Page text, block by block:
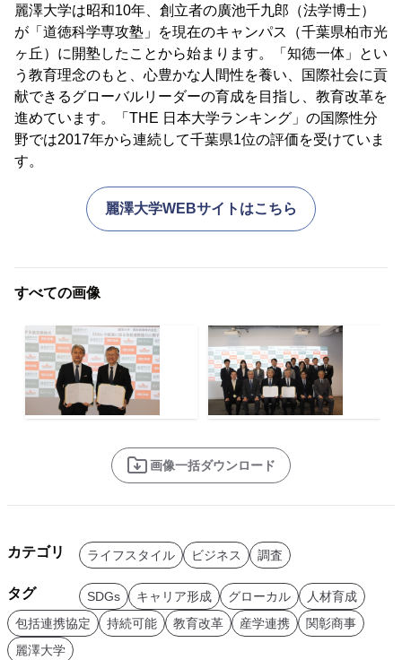
麗澤大学は昭和10年、創立者の廣池千九郎（法学博士）
が「道徳科学専攻塾」を現在のキャンパス（千葉県柏市光
ヶ丘）に開塾したことから始まります。「知徳一体」とい
う教育理念のもと、心豊かな人間性を養い、国際社会に貢
献できるグローバルリーダーの育成を目指し、教育改革を
進めています。「THE 日本大学ランキング」の国際性分
野では2017年から連続して千葉県1位の評価を受けていま
す。
麗澤大学WEBサイトはこちら
すべての画像
画像一括ダウンロード
カテゴリ ライフスタイル ビジネス 調査
タグ SDGs キャリア形成 グローカル
人材育成
包括連携協定
持続可能 教育改革 産学連携
関彰商事
麗澤大学